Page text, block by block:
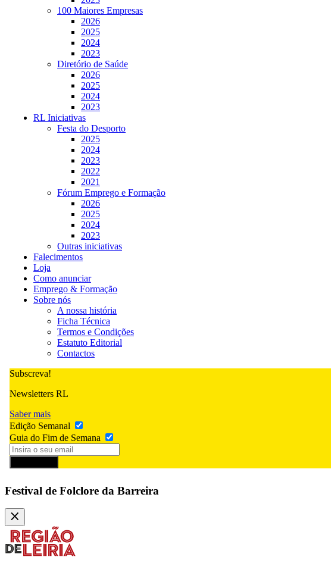
100 Maiores Empresas
2026
2025
2024
2023
Diretório de Saúde
2026
2025
2024
2023
RL Iniciativas
Festa do Desporto
2025
2024
2023
2022
2021
Fórum Emprego e Formação
2026
2025
2024
2023
Outras iniciativas
Falecimentos
Loja
Como anunciar
Emprego & Formação
Sobre nós
A nossa história
Ficha Técnica
Termos e Condições
Estatuto Editorial
Contactos
Subscreva!
Newsletters RL
Saber mais
Edição Semanal
Guia do Fim de Semana
Festival de Folclore da Barreira